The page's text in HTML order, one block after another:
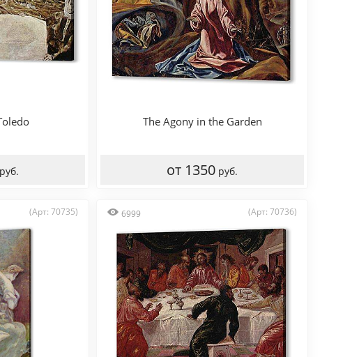
руб.
The Agony in the Garden
от 1350 руб.
(Арт: 70735) 6999 (Арт: 70736)